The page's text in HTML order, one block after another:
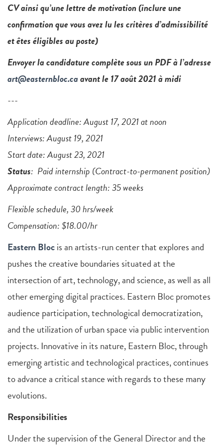
CV ainsi qu’une lettre de motivation (inclure une
confirmation que vous avez lu les critères d’admissibilité
et êtes éligibles au poste)
Envoyer la candidature complète sous un PDF à l’adresse
art@easternbloc.caavant le 17 août 2021 à midi
---
Application deadline: August 17, 2021 at noon
Interviews: August 19, 2021
Start date: August 23, 2021
Status: Paid internship (Contract-to-permanent position)
Approximate contract length: 35 weeks
Flexible schedule, 30 hrs/week
Compensation: $18.00/hr
Eastern Blocis an artists-run center that explores and
pushes the creative boundaries situated at the
intersection of art, technology, and science, as well as all
other emerging digital practices. Eastern Bloc promotes
audience participation, technological democratization,
and the utilization of urban space via public intervention
projects. Innovative in its nature, Eastern Bloc, through
emerging artistic and technological practices, continues
to advance a critical stance with regards to these many
evolutions.
Responsibilities
Under the supervision of the General Director and the